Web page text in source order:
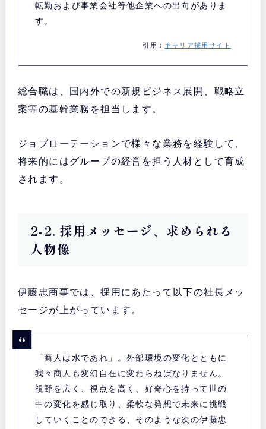
転勤および事業会社等他企業への出向がありま
す。
引用： キャリア採用サイト
総合職は、国内外での新規ビジネス展開、戦略立
案等の基幹業務を担当します。
ジョブローテーションで様々な業務を経験して、
将来的にはグループの経営を担う人材として育成
されます。
2-2. 採用メッセージ、求められる
人物像
伊藤忠商事では、採用にあたって以下の社長メッ
セージが上がっています。
「商人は水であれ」。外部環境の変化とともに
我々商人も変幻自在に変わらねばなりません。
視野を広く、視点を高く、好奇心を持って世の
中の変化を感じ取り、柔軟な発想で未来に挑戦
していくことのできる、そのような次の伊藤忠